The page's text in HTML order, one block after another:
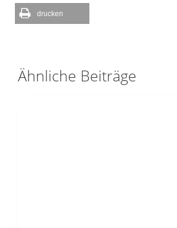
drucken
Ähnliche Beiträge